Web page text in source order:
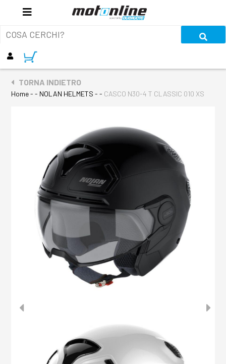
TORNA INDIETRO
Home- - NOLAN HELMETS - - CASCO N30-4 T CLASSIC 010 XS